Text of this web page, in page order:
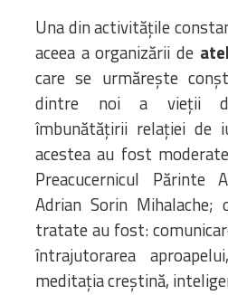
Una din activitățile
aceea a organizării de
care se urmărește
dintre noi a vieții
îmbunătățirii relației de
acestea au fost
Preacucernicul Părinte
Adrian Sorin
tratate au fost:
întrajutorarea
meditația creștină,